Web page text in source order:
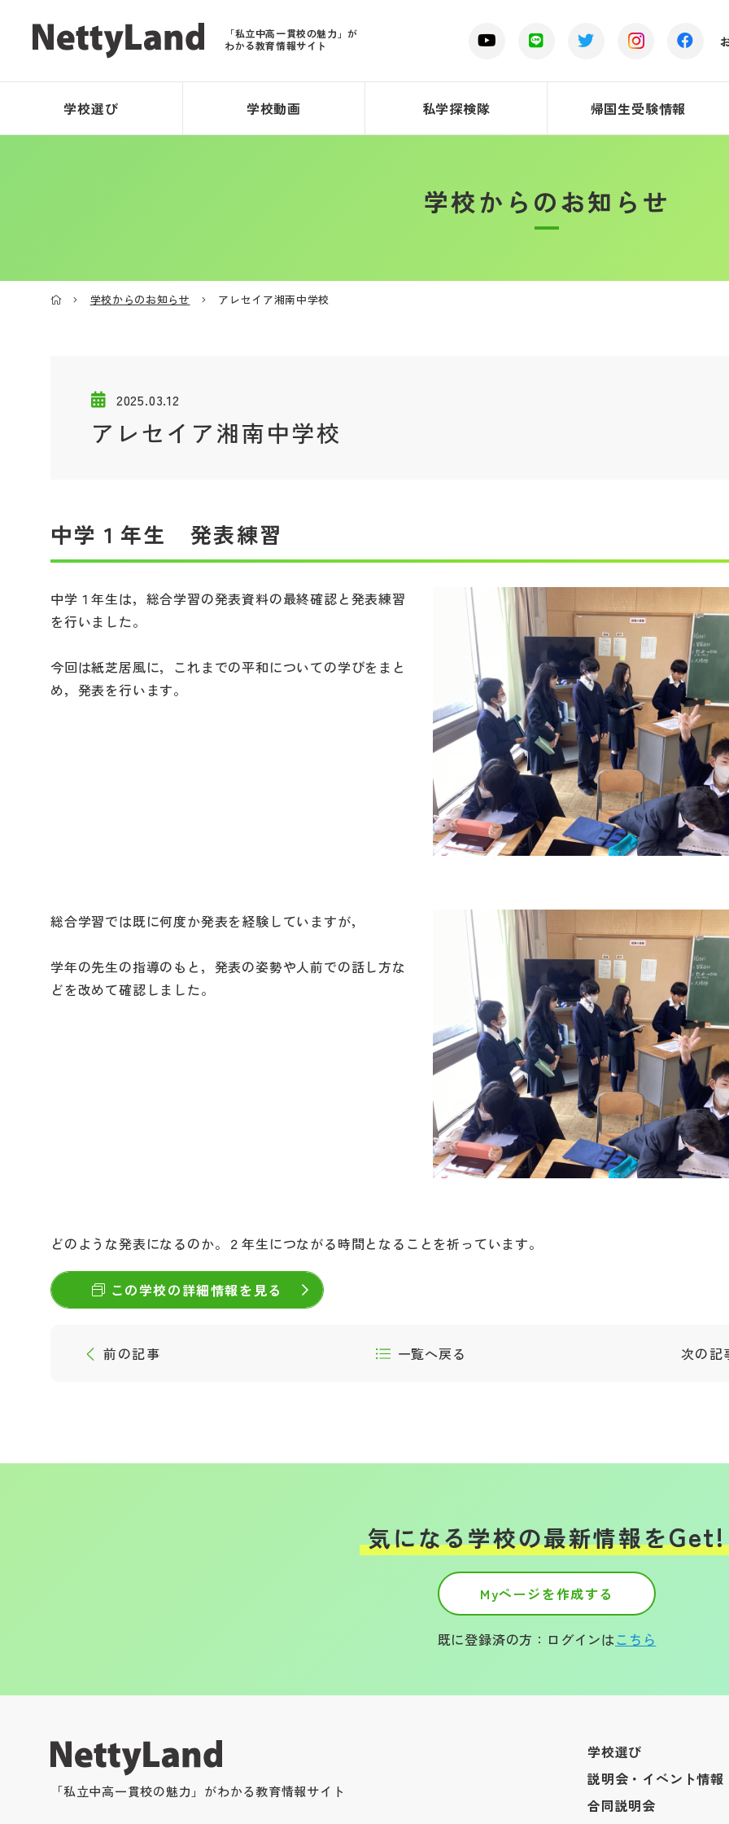
「私立中高一貫校の魅力」が
わかる教育情報サイト
学校選び 学校動画 私学探検隊 帰国生受験情報
学校からのお知らせ
学校からのお知らせ アレセイア湘南中学校
2025.03.12
アレセイア湘南中学校
中学１年生 発表練習
中学１年生は，総合学習の発表資料の最終確認と発表練習
を行いました。
今回は紙芝居風に，これまでの平和についての学びをまと
め，発表を行います。
総合学習では既に何度か発表を経験していますが，
学年の先生の指導のもと，発表の姿勢や人前での話し方な
どを改めて確認しました。
どのような発表になるのか。２年生につながる時間となることを祈っています。
この学校の詳細情報を見る
前の記事 一覧へ戻る 次の記
気になる学校の最新情報をGet!
Myページを作成する
既に登録済の方：ログインはこちら
「私立中高一貫校の魅力」がわかる教育情報サイト
学校選び
説明会・イベント情報
合同説明会